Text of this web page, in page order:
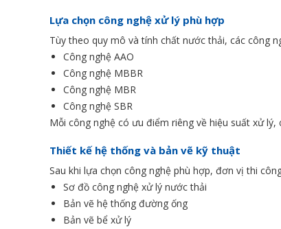
Lựa chọn công nghệ xử lý phù hợp
Tùy theo quy mô và tính chất nước thải, các công
Công nghệ AAO
Công nghệ MBBR
Công nghệ MBR
Công nghệ SBR
Mỗi công nghệ có ưu điểm riêng về hiệu suất xử
Thiết kế hệ thống và bản vẽ kỹ thuật
Sau khi lựa chọn công nghệ phù hợp, đơn vị thi
Sơ đồ công nghệ xử lý nước thải
Bản vẽ hệ thống đường ống
Bản vẽ bể xử lý